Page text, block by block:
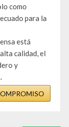
como
para la
está
calidad, el
y